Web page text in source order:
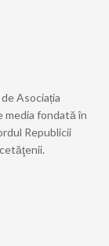
Asociația
media fondată în
Republicii